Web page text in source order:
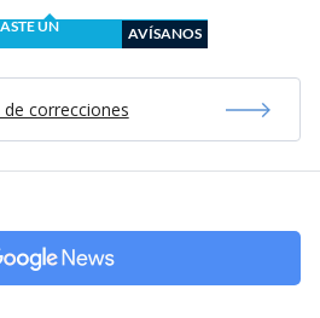
UN
AVÍSANOS
correcciones